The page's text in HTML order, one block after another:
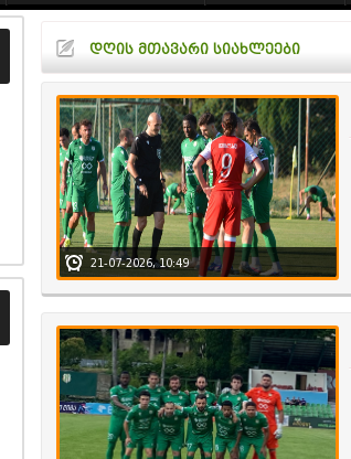
დღის მთავარი სიახლეები
21-07-2026, 10:49